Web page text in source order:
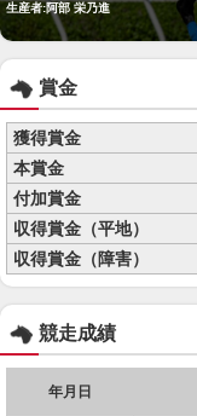
生産者:阿部 栄乃進
賞金
獲得賞金
本賞金
付加賞金
収得賞金（平地）
収得賞金（障害）
競走成績
年月日